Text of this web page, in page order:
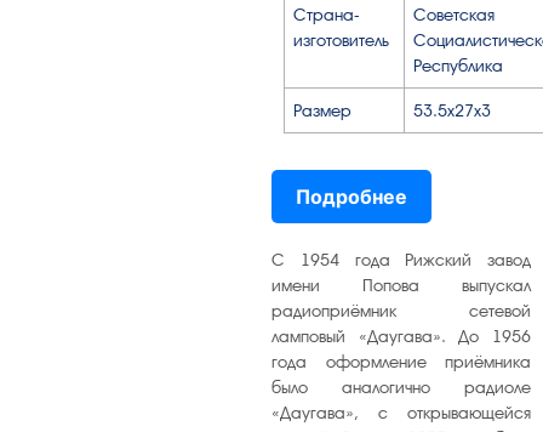
Страна-
изготовитель
Советская
Республика
Размер 53.5х27х3
Подробнее
С 1954 года Рижский завод
имени Попова выпускал
радиоприёмник сетевой
ламповый «Даугава». До 1956
года оформление приёмника
было аналогично радиоле
«Даугава», с открывающейся